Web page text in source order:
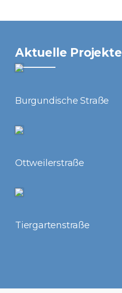
Aktuelle Projekte
Burgundische Straße
Ottweilerstraße
Tiergartenstraße